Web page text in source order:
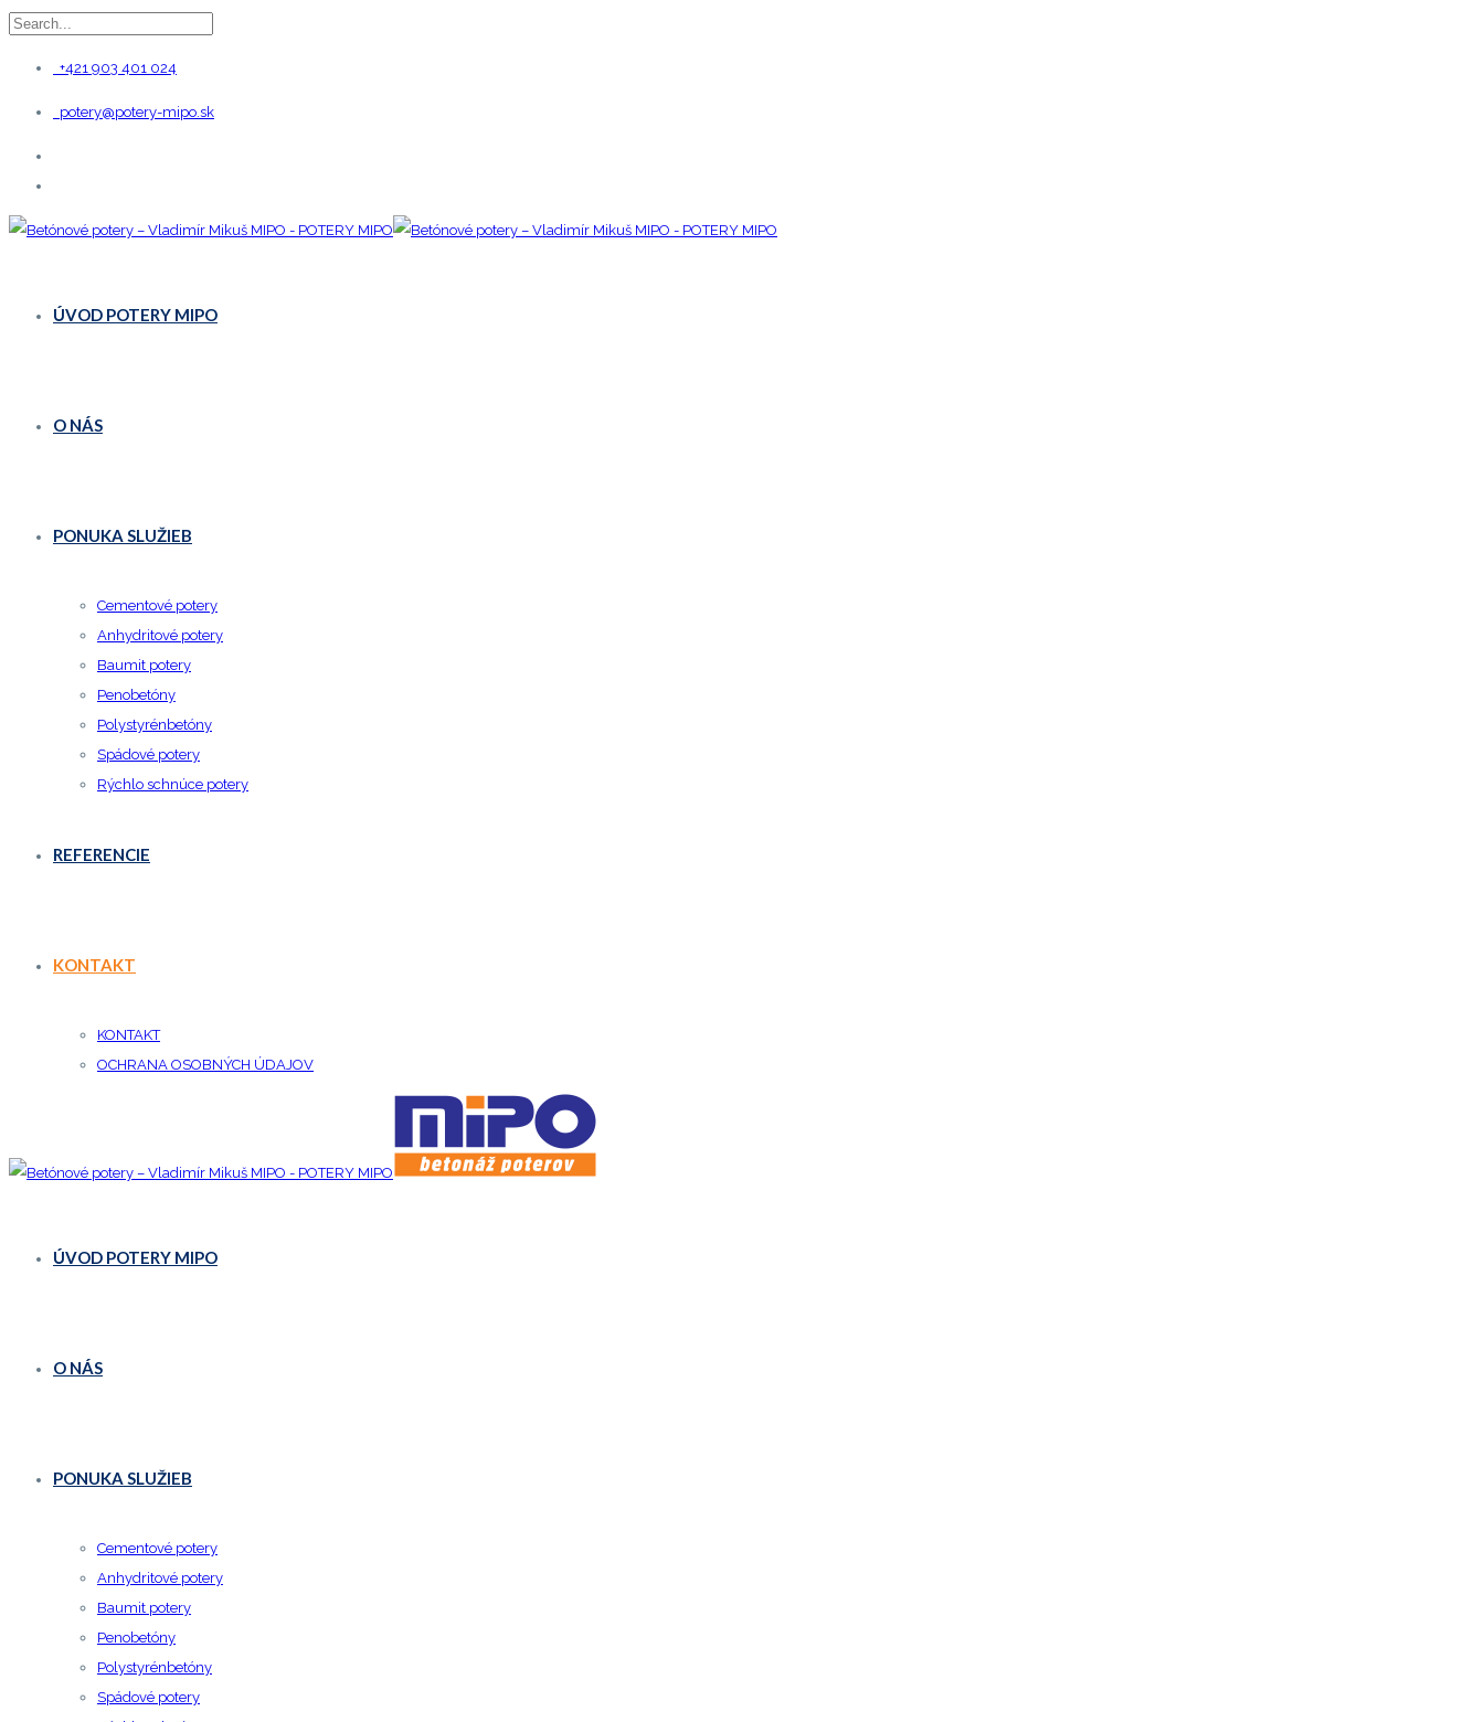
+421 903 401 024
potery@potery-mipo.sk
ÚVOD POTERY MIPO
O NÁS
PONUKA SLUŽIEB
Cementové potery
Anhydritové potery
Baumit potery
Penobetóny
Polystyrénbetóny
Spádové potery
Rýchlo schnúce potery
REFERENCIE
KONTAKT
KONTAKT
OCHRANA OSOBNÝCH ÚDAJOV
ÚVOD POTERY MIPO
O NÁS
PONUKA SLUŽIEB
Cementové potery
Anhydritové potery
Baumit potery
Penobetóny
Polystyrénbetóny
Spádové potery